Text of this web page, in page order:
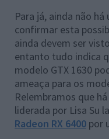
Para já, ainda não
confirmar esta
ainda devem ser
entanto tudo indica
modelo GTX 1630
ameaça para os
Relembramos que
liderada por Lisa Su
Radeon RX 6400 por